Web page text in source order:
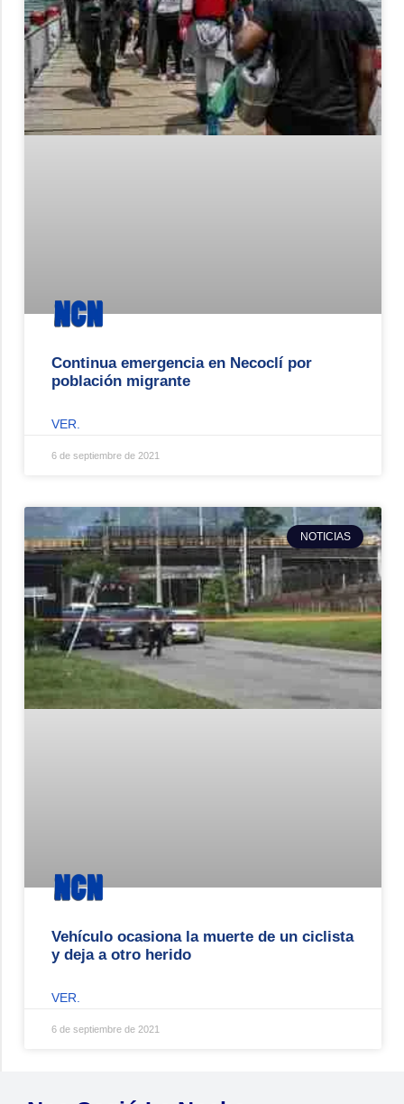
Continua emergencia en Necoclí por
población migrante
VER.
6 de septiembre de 2021
NOTICIAS
Vehículo ocasiona la muerte de un ciclista
y deja a otro herido
VER.
6 de septiembre de 2021